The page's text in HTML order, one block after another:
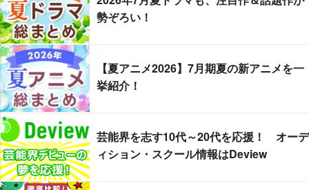
勢ぞろい！
【夏アニメ2026】7月期夏の新アニメを一
挙紹介！
芸能界を志す10代～20代を応援！ オーデ
ィション・スクール情報はDeview